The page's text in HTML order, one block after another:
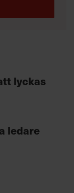
lyckas
ledare